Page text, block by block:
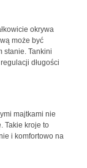
okrywa
może być
stanie. Tankini
długości
majtkami nie
Takie kroje to
i komfortowo na